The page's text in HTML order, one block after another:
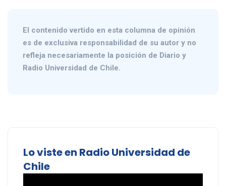
El contenido vertido en esta columna de opinión
es de exclusiva responsabilidad de su autor y no
refleja necesariamente la posición de Diario y
Radio Universidad de Chile.
Lo viste en Radio Universidad de
Chile